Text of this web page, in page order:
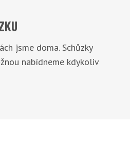
jsme doma. Schůzky
nabídneme kdykoliv